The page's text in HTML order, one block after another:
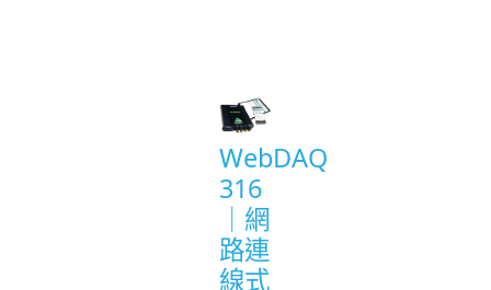
WebDAQ
316
｜網
路連
線式